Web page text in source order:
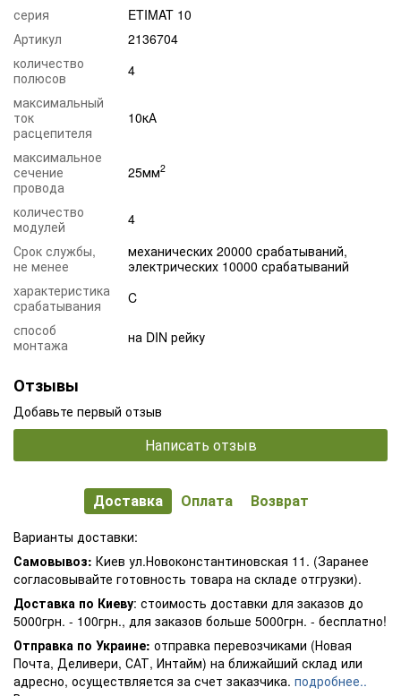
серия
ETIMAT 10
Артикул
2136704
количество
полюсов
4
максимальный
ток
расцепителя
10кА
максимальное
сечение
провода
25мм2
количество
модулей
4
Срок службы,
не менее
механических 20000 срабатываний,
электрических 10000 срабатываний
характеристика
срабатывания
C
способ
монтажа
на DIN рейку
Отзывы
Добавьте первый отзыв
Написать отзыв
Доставка Оплата Возврат
Варианты доставки:
Самовывоз: Киев ул.Новоконстантиновская 11. (Заранее
согласовывайте готовность товара на складе отгрузки).
Доставка по Киеву: стоимость доставки для заказов до
5000грн. - 100грн., для заказов больше 5000грн. - бесплатно!
Отправка по Украине: отправка перевозчиками (Новая
Почта, Деливери, САТ, Интайм) на ближайший склад или
адресно, осуществляется за счет заказчика. подробнее..